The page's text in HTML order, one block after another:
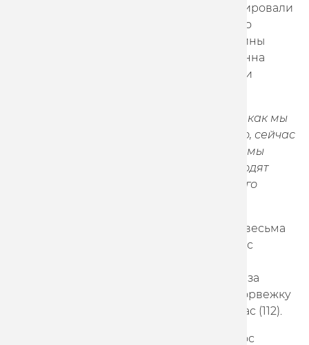
Диана Климова и Мария Аверина доминировали
на протяжении всей гонки и победили со
значительным отрывом в 14 очков от Галины
Стрельцовой/ Александры Гончаровой. Анна
Терех/Полина Пивоварова из Белоруссии
"Если сравнивать с тем, как мы
начинали выступать в мэдисоне, конечно, сейчас
у нас уже лучше с взаимопониманием и мы
лучше чувствуем друг друга, смены проходят
более уверенно, хотя предстоит еще много
Омниум Диана Климова также проехала весьма
уверенно: была второй в скрэтче, в гонке с
программы выходила лидером. В борьбе за
победу в общем зачете она опередила норвежку
Аниту Стенберг (114) и Евгению Аугустинас (112).
В мужском омниуме выиграл грек Христос